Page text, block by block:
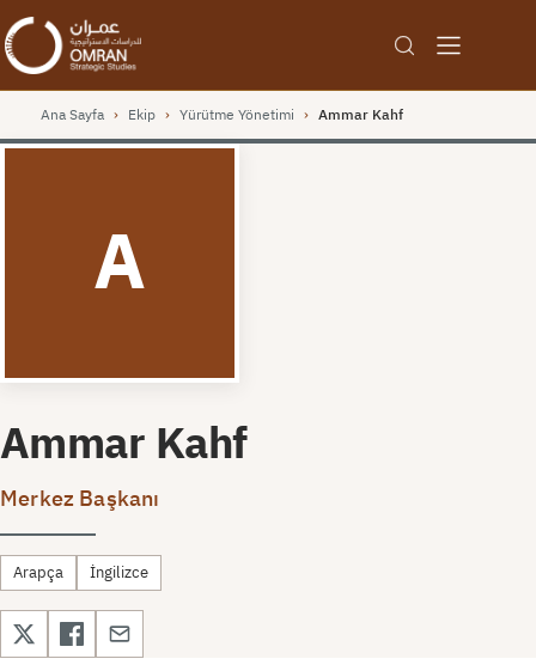
Ana Sayfa › Ekip › Yürütme Yönetimi › Ammar Kahf
A
Ammar Kahf
Merkez Başkanı
Arapça İngilizce